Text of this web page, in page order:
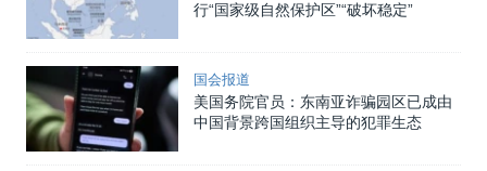
行“国家级自然保护区”“破坏稳定”
国会报道
美国务院官员：东南亚诈骗园区已成由
中国背景跨国组织主导的犯罪生态